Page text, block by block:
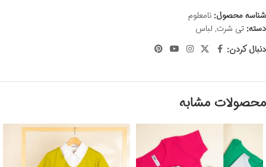
شناسه محصول: نامعلوم
دسته: تی شرت, لباس
دنبال کردن:
محصولات مشابه